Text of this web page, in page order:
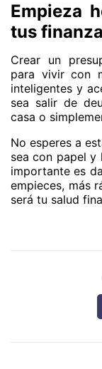
Empieza
tus
Crear un
para vivir con
inteligentes y
sea salir de
casa o
No esperes a
sea con papel y
importante es
empieces, más
será tu salud